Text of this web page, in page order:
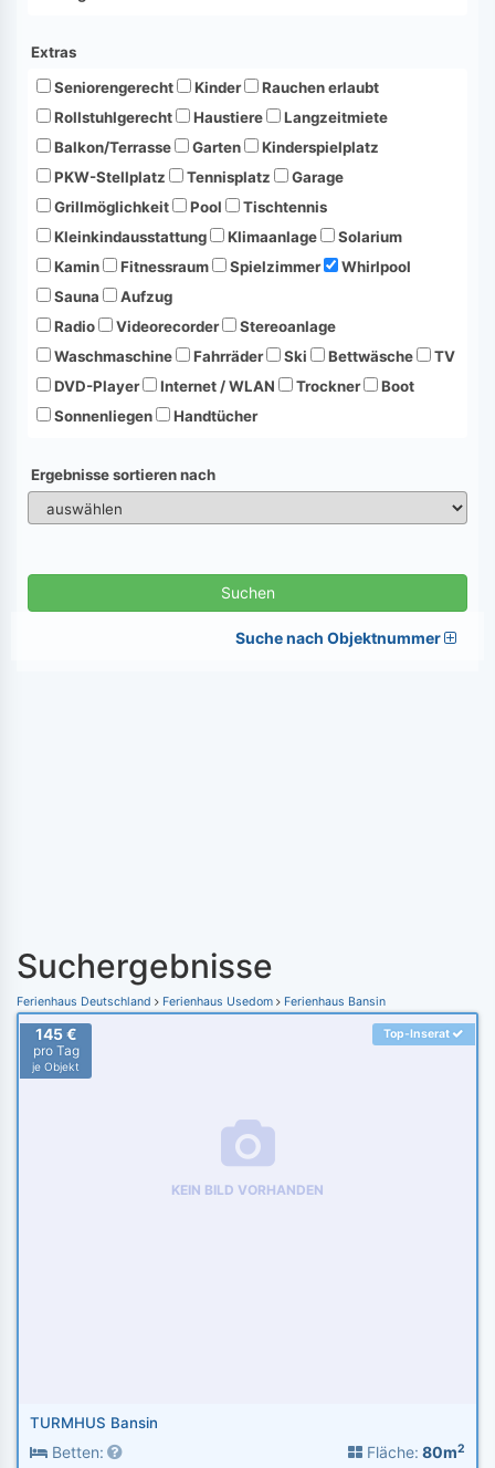
Extras
Seniorengerecht
Kinder
Rauchen erlaubt
Rollstuhlgerecht
Haustiere
Langzeitmiete
Balkon/Terrasse
Garten
Kinderspielplatz
PKW-Stellplatz
Tennisplatz
Garage
Grillmöglichkeit
Pool
Tischtennis
Kleinkindausstattung
Klimaanlage
Solarium
Kamin
Fitnessraum Spielzimmer
Whirlpool
Sauna
Aufzug
Radio
Videorecorder
Stereoanlage
Waschmaschine
Fahrräder Ski Bettwäsche
TV
DVD-Player
Internet / WLAN Trockner
Boot
Sonnenliegen
Handtücher
Ergebnisse sortieren nach
Suchen
Suche nach Objektnummer
Suchergebnisse
Ferienhaus Deutschland Ferienhaus Usedom Ferienhaus Bansin
KEIN BILD VORHANDEN
145 €
pro Tag
je Objekt
Top-Inserat
TURMHUS Bansin
Betten: Fläche: 80m2